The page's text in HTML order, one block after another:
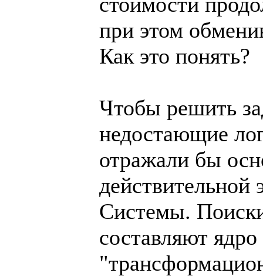
при этом
Как это понять?
Чтобы решить
недостающие
отражали бы
Системы.
составляют